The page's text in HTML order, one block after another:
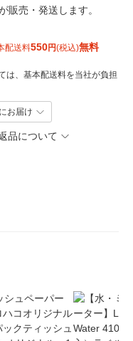
販売・発送します。
配送料550円(税込)無料
は、基本配送料を当社が負担
お届け
品について